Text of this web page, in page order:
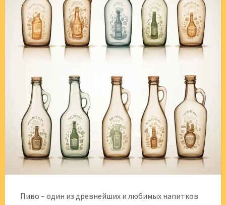
Пиво – один из древнейших и любимых напитков